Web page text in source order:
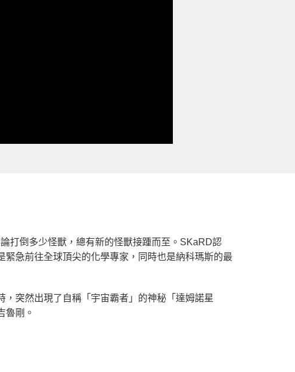
打倒多少怪獸，總有新的怪獸接踵而至。SKaRD認
急前往全球頂尖的化學專家，同時也是納科瑪斯的最
突然出現了自稱「宇宙霸者」的神秘「達姆諾星
魯剛。